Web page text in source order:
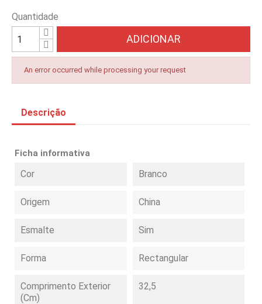
Quantidade
ADICIONAR
An error occurred while processing your request
Descrição
Ficha informativa
Cor Branco
Origem China
Esmalte Sim
Forma Rectangular
Comprimento Exterior
(cm)
32,5